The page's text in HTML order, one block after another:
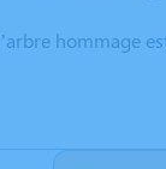
hommage